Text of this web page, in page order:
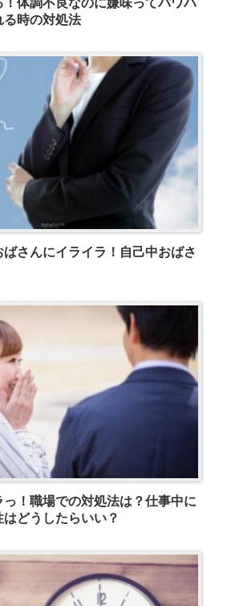
る時の対処法
さんにイライラ！自己中おばさ
！職場での対処法は？仕事中に
どうしたらいい？